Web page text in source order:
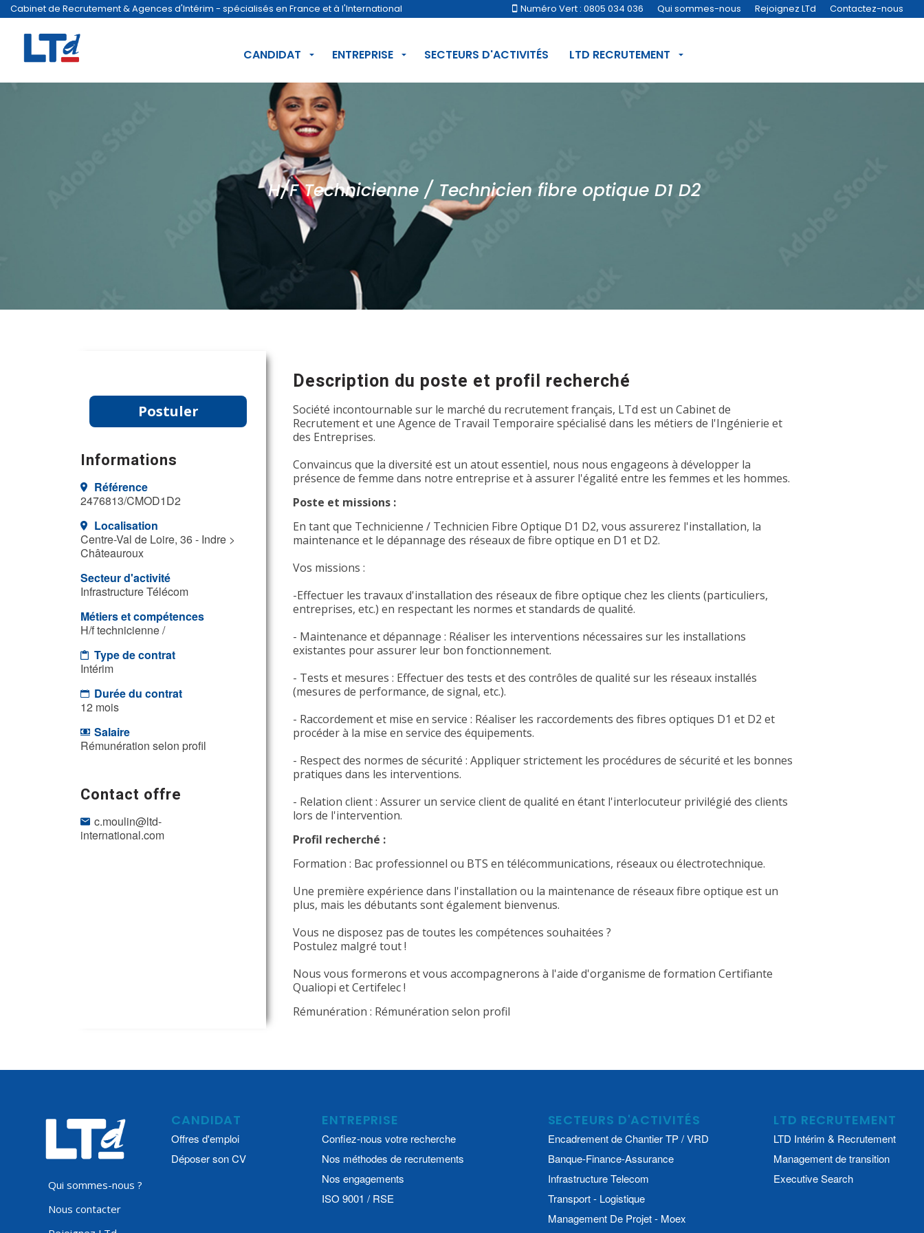
Cabinet de Recrutement & Agences d'Intérim - spécialisés en France et à l'International Numéro Vert : 0805 034 036 Qui sommes-nous Rejoignez LTd Contactez-nous
CANDIDAT ENTREPRISE SECTEURS D'ACTIVITÉS LTD RECRUTEMENT
H/F Technicienne / Technicien fibre optique D1 D2
Postuler
Informations
Référence
2476813/CMOD1D2
Localisation
Centre-Val de Loire, 36 - Indre >
Châteauroux
Secteur d'activité
Infrastructure Télécom
Métiers et compétences
H/f technicienne /
Type de contrat
Intérim
Durée du contrat
12 mois
Salaire
Rémunération selon profil
Contact offre
c.moulin@ltd-
international.com
Description du poste et profil recherché
Société incontournable sur le marché du recrutement français, LTd est un Cabinet de
Recrutement et une Agence de Travail Temporaire spécialisé dans les métiers de l'Ingénierie et
des Entreprises.
Convaincus que la diversité est un atout essentiel, nous nous engageons à développer la
présence de femme dans notre entreprise et à assurer l'égalité entre les femmes et les hommes.
Poste et missions :
En tant que Technicienne / Technicien Fibre Optique D1 D2, vous assurerez l'installation, la
maintenance et le dépannage des réseaux de fibre optique en D1 et D2.
Vos missions :
-Effectuer les travaux d'installation des réseaux de fibre optique chez les clients (particuliers,
entreprises, etc.) en respectant les normes et standards de qualité.
- Maintenance et dépannage : Réaliser les interventions nécessaires sur les installations
existantes pour assurer leur bon fonctionnement.
- Tests et mesures : Effectuer des tests et des contrôles de qualité sur les réseaux installés
(mesures de performance, de signal, etc.).
- Raccordement et mise en service : Réaliser les raccordements des fibres optiques D1 et D2 et
procéder à la mise en service des équipements.
- Respect des normes de sécurité : Appliquer strictement les procédures de sécurité et les bonnes
pratiques dans les interventions.
- Relation client : Assurer un service client de qualité en étant l'interlocuteur privilégié des clients
lors de l'intervention.
Profil recherché :
Formation : Bac professionnel ou BTS en télécommunications, réseaux ou électrotechnique.
Une première expérience dans l'installation ou la maintenance de réseaux fibre optique est un
plus, mais les débutants sont également bienvenus.
Vous ne disposez pas de toutes les compétences souhaitées ?
Postulez malgré tout !
Nous vous formerons et vous accompagnerons à l'aide d'organisme de formation Certifiante
Qualiopi et Certifelec !
Rémunération : Rémunération selon profil
Qui sommes-nous ?
Nous contacter
CANDIDAT
Offres d'emploi
Déposer son CV
ENTREPRISE
Confiez-nous votre recherche
Nos méthodes de recrutements
Nos engagements
ISO 9001 / RSE
SECTEURS D'ACTIVITÉS
Encadrement de Chantier TP / VRD
Banque-Finance-Assurance
Infrastructure Telecom
Transport - Logistique
Management De Projet - Moex
LTD RECRUTEMENT
LTD Intérim & Recrutement
Management de transition
Executive Search